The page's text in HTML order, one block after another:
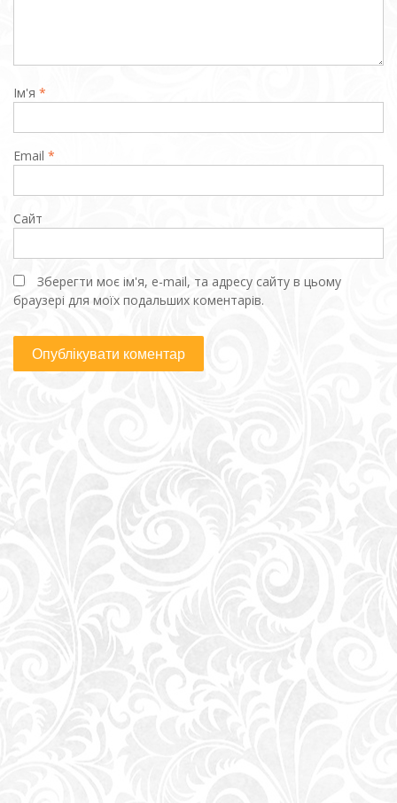
Ім'я *
Email *
Сайт
Зберегти моє ім'я, e-mail, та адресу сайту в цьому
браузері для моїх подальших коментарів.